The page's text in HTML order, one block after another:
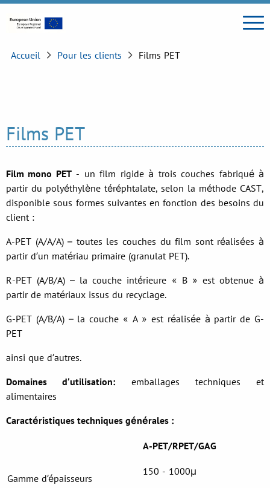
Accueil Pour les clients Films PET
Films PET
Film mono PET- un film rigide à trois couches fabriqué à
partir du polyéthylène téréphtalate, selon la méthode CAST,
disponible sous formes suivantes en fonction des besoins du
client :
A-PET (A/A/A) – toutes les couches du film sont réalisées à
partir d’un matériau primaire (granulat PET).
R-PET (A/B/A) – la couche intérieure « B » est obtenue à
partir de matériaux issus du recyclage.
G-PET (A/B/A) – la couche « A » est réalisée à partir de G-
PET
ainsi que d’autres.
Domaines d’utilisation: emballages techniques et
alimentaires
Caractéristiques techniques générales :
A-PET/RPET/GAG
Gamme d’épaisseurs
150 - 1000µ